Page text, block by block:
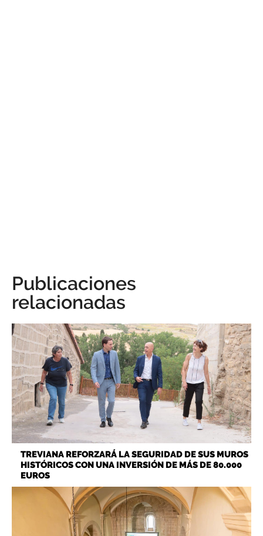
Publicaciones
relacionadas
TREVIANA REFORZARÁ LA SEGURIDAD DE SUS MUROS
HISTÓRICOS CON UNA INVERSIÓN DE MÁS DE 80.000
EUROS